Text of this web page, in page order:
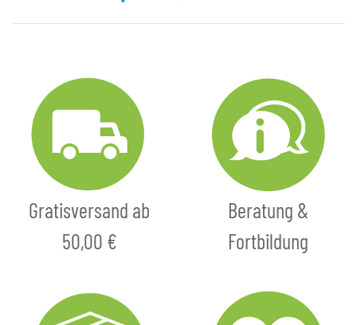
Gratisversand ab
50,00 €
Beratung &
Fortbildung